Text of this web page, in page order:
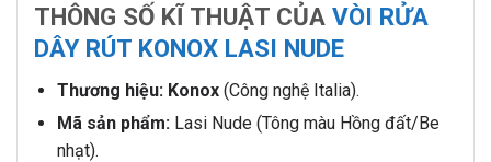
THÔNG SỐ KĨ THUẬT CỦA VÒI RỬA
DÂY RÚT KONOX LASI NUDE
Thương hiệu: Konox(Công nghệ Italia).
Mã sản phẩm:Lasi Nude (Tông màu Hồng đất/Be
nhạt).